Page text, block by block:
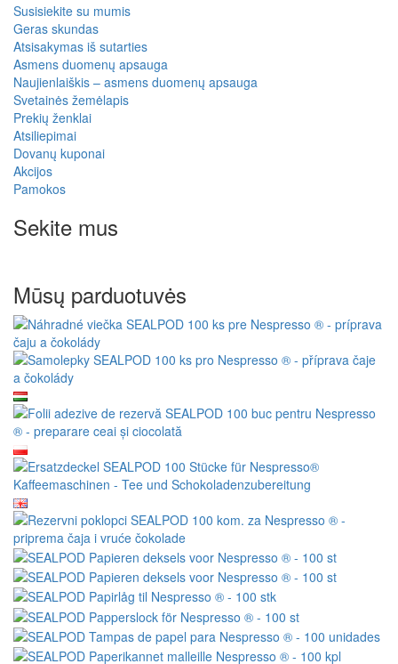
Susisiekite su mumis
Geras skundas
Atsisakymas iš sutarties
Asmens duomenų apsauga
Naujienlaiškis – asmens duomenų apsauga
Svetainės žemėlapis
Prekių ženklai
Atsiliepimai
Dovanų kuponai
Akcijos
Pamokos
Sekite mus
Mūsų parduotuvės